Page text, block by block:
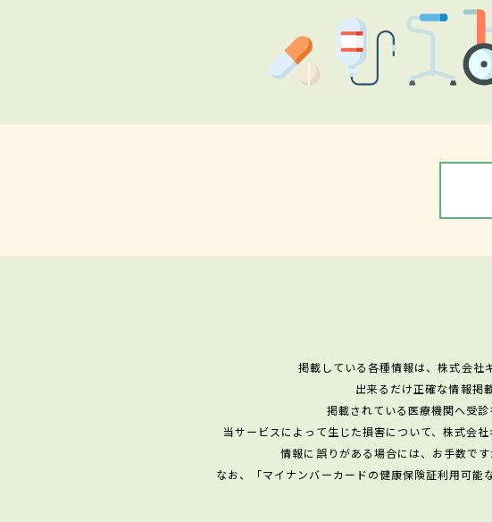
掲載している各種情報は、株式会社
出来るだけ正確な情報掲
掲載されている医療機関へ受
当サービスによって生じた損害について、株式会
情報に誤りがある場合には、お手数で
なお、「マイナンバーカードの健康保険証利用可能